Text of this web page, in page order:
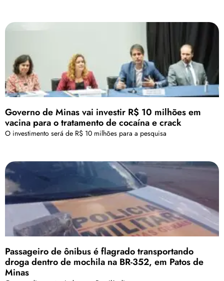
Governo de Minas vai investir R$ 10 milhões em
vacina para o tratamento de cocaína e crack
O investimento será de R$ 10 milhões para a pesquisa
Passageiro de ônibus é flagrado transportando
droga dentro de mochila na BR-352, em Patos de
Minas